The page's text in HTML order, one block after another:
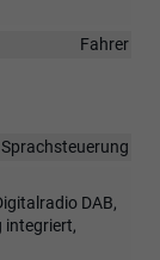
Fahrer
Sprachsteuerung
DAB,
integriert,